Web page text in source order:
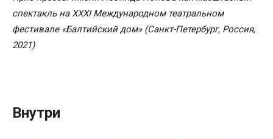
спектакль на XXXI Международном театральном
фестивале «Балтийский дом» (Санкт-Петербург, Россия,
2021)
Внутри